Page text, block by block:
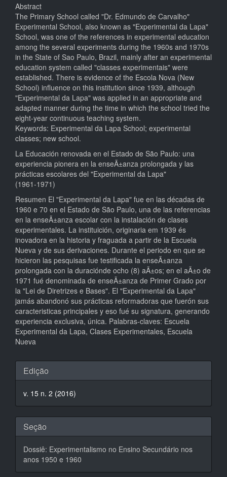
Abstract
The Primary School called "Dr. Edmundo de Carvalho"
Experimental School, also known as "Experimental da Lapa"
School, was one of the references in experimental education
among the several experiments during the 1960s and 1970s
in the State of Sao Paulo, Brazil, mainly after an experimental
education system called "classes experimentais" were
established. There is evidence of the Escola Nova (New
School) influence on this institution since 1939, although
"Experimental da Lapa" was applied in an appropriate and
adapted manner during the time in which the school tried the
eight-year continuous teaching system.
Keywords: Experimental da Lapa School; experimental
classes; new school.
La Educación renovada en el Estado de São Paulo: una
experiencia pionera en la enseÃ±anza prolongada y las
prácticas escolares del "Experimental da Lapa"
(1961-1971)
Resumen El "Experimental da Lapa" fue en las décadas de
1960 e 70 en el Estado de São Paulo, una de las referencias
en la enseÃ±anza escolar con la instalación de clases
experimentales. La instituición, originaria em 1939 és
inovadora en la historia y fraguada a partir de la Escuela
Nueva y de sus derivaciones. Durante el periodo en que se
hicieron las pesquisas fue testificada la enseÃ±anza
prolongada con la duraciónde ocho (8) aÃ±os; en el aÃ±o de
1971 fué denominada de enseÃ±anza de Primer Grado por
la "Lei de Diretrizes e Bases". El "Experimental da Lapa"
jamás abandonó sus prácticas reformadoras que fuerón sus
caracteristicas principales y eso fué su signatura, generando
experiencia exclusiva, única. Palabras-claves: Escuela
Experimental da Lapa, Clases Experimentales, Escuela
Nueva
Detalhes
do
artigo
Edição
v. 15 n. 2 (2016)
Seção
Dossiê: Experimentalismo no Ensino Secundário nos
anos 1950 e 1960